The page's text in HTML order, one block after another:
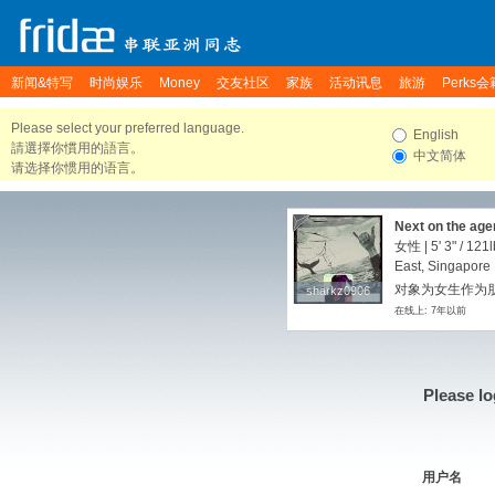
新闻&特写 时尚娱乐 Money 交友社区 家族 活动讯息 旅游 Perks会
Please select your preferred language.
請選擇你慣用的語言。
请选择你惯用的语言。
English
中文简体
sharkz0906
sharkz0906
Next on the
女性 | 5' 3" /
East, Singapore
对象为女生作为
在线上: 7年以前
Please
用户名